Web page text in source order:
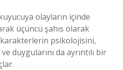
olayların içinde
üçüncü şahıs olarak
karakterlerin psikolojisini,
duygularını da ayrıntılı bir